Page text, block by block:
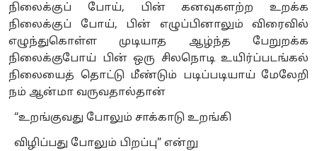
நிலைக்குப் போய், பின் கனவுகளற்ற உறக்க
நிலைக்குப் போய், பின் எழுப்பினாலும் விரைவில்
எழுந்துகொள்ள முடியாத ஆழ்ந்த பேறுறக்க
நிலைக்குபோய் பின் ஒரு சிலநொடி உயிர்ப்படங்கல்
நிலையைத் தொட்டு மீண்டும் படிப்படியாய் மேலேறி
நம் ஆன்மா வருவதால்தான்
“உறங்குவது போலும் சாக்காடு உறங்கி
விழிப்பது போலும் பிறப்பு” என்று